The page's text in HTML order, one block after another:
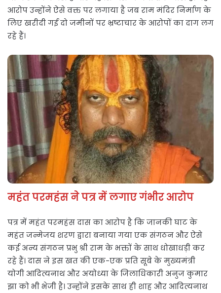
आरोप उन्होंने ऐसे वक्त पर लगाया है जब राम मंदिर निर्माण के
लिए खरीदी गई दो जमीनों पर भ्रष्टाचार के आरोपों का दाग लग
रहे हैं।
महंत परमहंस ने पत्र में लगाए गंभीर आरोप
पत्र में महंत परमहंस दास का आरोप है कि जानकी घाट के
महंत जन्मेजय शरण द्वारा बनाया गया एक संगठन और ऐसे
कई अन्य संगठन प्रभु श्री राम के भक्तों के साथ धोखाधड़ी कर
रहे हैं। दास ने इस खत की एक-एक प्रति सूबे के मुख्यमंत्री
योगी आदित्यनाथ और अयोध्या के जिलाधिकारी अनुज कुमार
झा को भी भेजी है। उन्होंने इसके साथ ही शाह और आदित्यनाथ